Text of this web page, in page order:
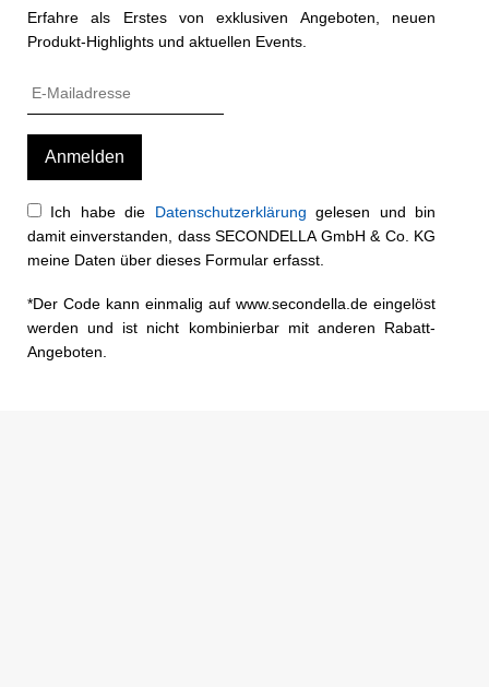
Erfahre als Erstes von exklusiven Angeboten, neuen
Produkt-Highlights und aktuellen Events.
Ich habe die Datenschutzerklärung gelesen und bin
damit einverstanden, dass SECONDELLA GmbH & Co. KG
meine Daten über dieses Formular erfasst.
*Der Code kann einmalig auf www.secondella.de eingelöst
werden und ist nicht kombinierbar mit anderen Rabatt-
Angeboten.